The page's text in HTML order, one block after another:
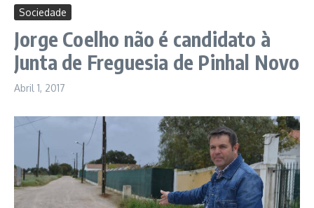
Sociedade
Jorge Coelho não é candidato à
Junta de Freguesia de Pinhal Novo
Abril 1, 2017